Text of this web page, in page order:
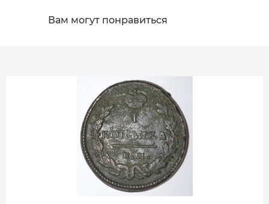
Вам могут понравиться